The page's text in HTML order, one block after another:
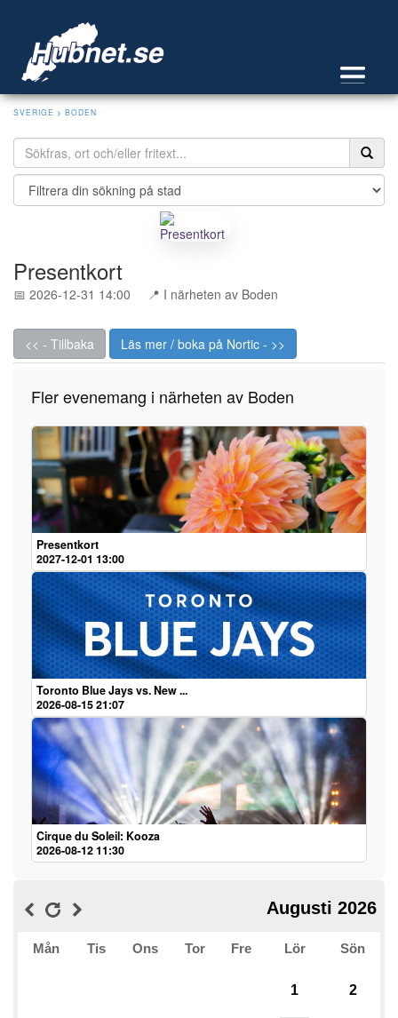
SVERIGE > BODEN
Presentkort
📅 2026-12-31 14:00 📍 I närheten av Boden
<< - Tillbaka Läs mer / boka på Nortic - >>
Fler evenemang i närheten av Boden
Presentkort
2027-12-01 13:00
Toronto Blue Jays vs. New ...
2026-08-15 21:07
Cirque du Soleil: Kooza
2026-08-12 11:30
Augusti 2026
Mån Tis Ons Tor Fre Lör Sön
1 2